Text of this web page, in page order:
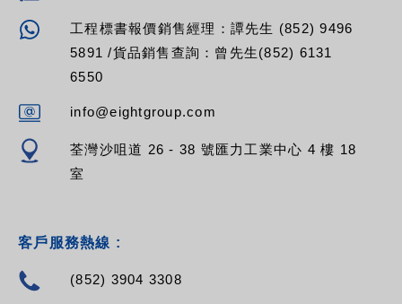
工程標書報價銷售經理：譚先生 (852) 9496
5891 /貨品銷售查詢：曾先生(852) 6131
6550
info@eightgroup.com
荃灣沙咀道 26 - 38 號匯力工業中心 4 樓 18
室
客戶服務熱線 :
(852) 3904 3308